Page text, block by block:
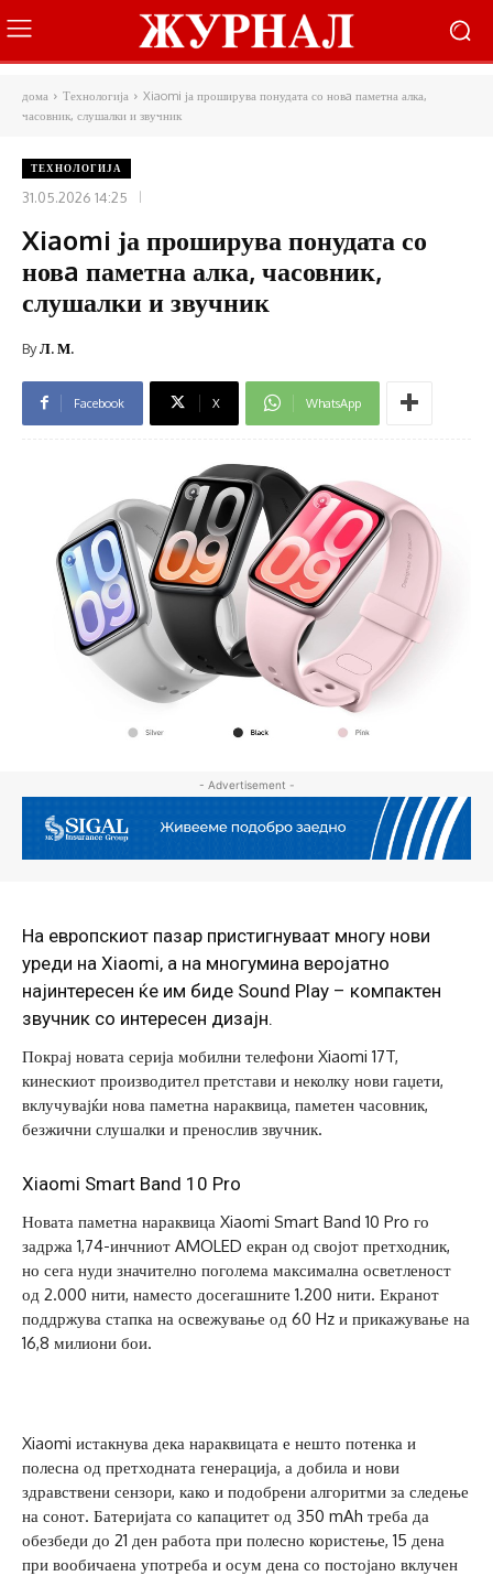
дома Технологија
Xiaomi ја проширува понудата со новa паметна алка,
часовник, слушалки и звучник
ТЕХНОЛОГИЈА
31.05.2026 14:25
Xiaomi ја проширува понудата со
новa паметна алка, часовник,
слушалки и звучник
ByЛ. М.
Facebook X WhatsApp
- Advertisement -
На европскиот пазар пристигнуваат многу нови
уреди на Xiaomi, а на многумина веројатно
најинтересен ќе им биде Sound Play – компактен
звучник со интересен дизајн.
Покрај новата серија мобилни телефони Xiaomi 17T,
кинескиот производител претстави и неколку нови гаџети,
вклучувајќи нова паметна нараквица, паметен часовник,
безжични слушалки и пренослив звучник.
Xiaomi Smart Band 10 Pro
Новата паметна нараквица Xiaomi Smart Band 10 Pro го
задржа 1,74-инчниот AMOLED екран од својот претходник,
но сега нуди значително поголема максимална осветленост
од 2.000 нити, наместо досегашните 1.200 нити. Екранот
поддржува стапка на освежување од 60 Hz и прикажување на
16,8 милиони бои.
Xiaomi истакнува дека нараквицата е нешто потенка и
полесна од претходната генерација, а добила и нови
здравствени сензори, како и подобрени алгоритми за следење
на сонот. Батеријата со капацитет од 350 mAh треба да
обезбеди до 21 ден работа при полесно користење, 15 дена
при вообичаена употреба и осум дена со постојано вклучен